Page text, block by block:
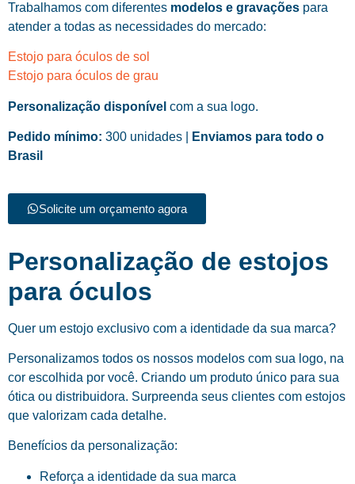
Trabalhamos com diferentes modelos e gravações para
atender a todas as necessidades do mercado:
Estojo para óculos de sol
Estojo para óculos de grau
Personalização disponível com a sua logo.
Pedido mínimo: 300 unidades |
Enviamos para todo o
Brasil
Solicite um orçamento agora
Personalização de estojos
para óculos
Quer um estojo exclusivo com a identidade da sua marca?
Personalizamos todos os nossos modelos com sua logo, na
cor escolhida por você. Criando um produto único para sua
ótica ou distribuidora. Surpreenda seus clientes com estojos
que valorizam cada detalhe.
Benefícios da personalização:
Reforça a identidade da sua marca